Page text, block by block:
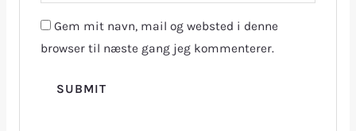
Gem mit navn, mail og websted i denne
browser til næste gang jeg kommenterer.